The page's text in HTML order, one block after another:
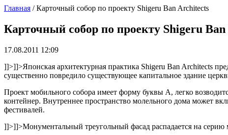
Главная / Карточный собор по проекту Shigeru Ban Architects
Карточный собор по проекту Shigeru
17.08.2011 12:09
]]>]]>Японская архитектурная практика Shigeru Ban Architects
существенно повредило существующее капитальное здание
Проект мобильного собора имеет форму буквы А, легко
контейнер. Внутреннее пространство молельного дома может
фестивалей.
]]>]]>Монументальный треугольный фасад распадается на